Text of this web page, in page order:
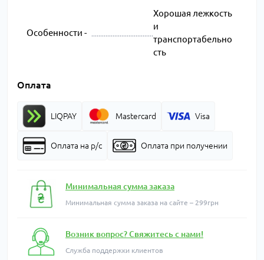
Особенности -
Хорошая лежкость
и
транспортабельно
сть
Оплата
LIQPAY Mastercard Visa
Оплата на р/с Оплата при получении
Минимальная сумма заказа
Минимальная сумма заказа на сайте – 299грн
Возник вопрос? Свяжитесь с нами!
Служба поддержки клиентов